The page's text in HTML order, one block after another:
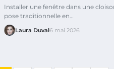
Installer une fenêtre dans une
pose traditionnelle en…
Laura Duval6 mai 2026